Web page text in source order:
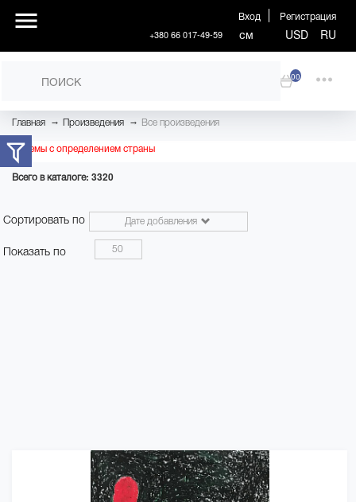
Вход Регистрация
+380 66 017-49-59 см USD RU
00
Главная → Произведения → Все произведения
Проблемы с определением страны
Всего в каталоге: 3320
Сортировать по Дате добавления
Показать по 50